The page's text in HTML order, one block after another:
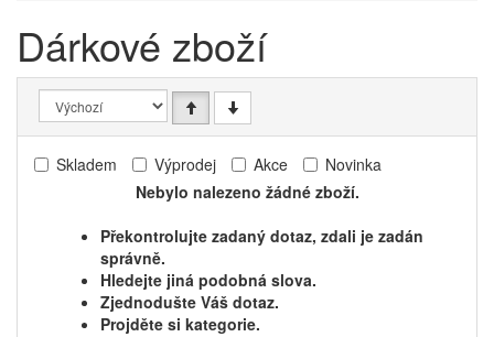
Dárkové zboží
Skladem Výprodej Akce
Novinka
Nebylo nalezeno žádné zboží.
Překontrolujte zadaný dotaz, zdali je zadán
správně.
Hledejte jiná podobná slova.
Zjednodušte Váš dotaz.
Projděte si kategorie.